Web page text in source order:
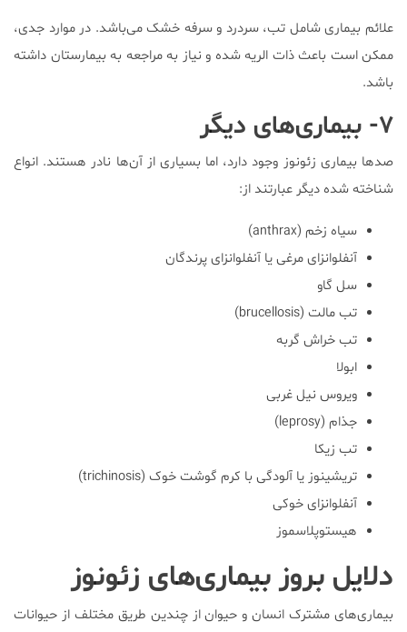
علائم بیماری شامل تب، سردرد و سرفه خشک می‌باشد. در موارد جدی،
ممکن است باعث ذات الریه شده و نیاز به مراجعه به بیمارستان داشته
باشد.
۷- بیماری‌های دیگر
صدها بیماری زئونوز وجود دارد، اما بسیاری از آن‌ها نادر هستند. انواع
شناخته شده دیگر عبارتند از:
سیاه زخم (anthrax)
آنفلوانزای مرغی یا آنفلوانزای پرندگان
سل گاو
تب مالت (brucellosis)
تب خراش گربه
ابولا
ویروس نیل غربی
جذام (leprosy)
تب زیکا
تریشینوز یا آلودگی با کرم گوشت خوک (trichinosis)
آنفلوانزای خوکی
هیستوپلاسموز
دلایل بروز بیماری‌های زئونوز
بیماری‌های مشترک انسان و حیوان از چندین طریق مختلف از حیوانات